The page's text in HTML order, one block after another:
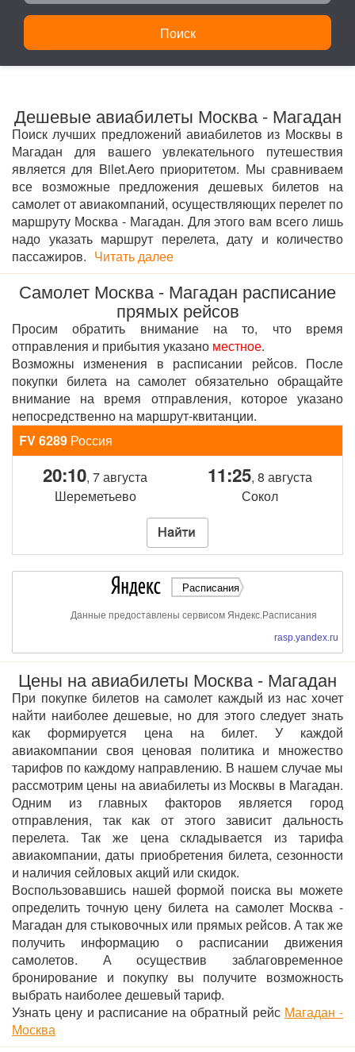
Поиск
Дешевые авиабилеты Москва - Магадан
Поиск лучших предложений авиабилетов из Москвы в
Магадан для вашего увлекательного путешествия
является для Bilet.Aero приоритетом. Мы сравниваем
все возможные предложения дешевых билетов на
самолет от авиакомпаний, осуществляющих перелет по
маршруту Москва - Магадан. Для этого вам всего лишь
надо указать маршрут перелета, дату и количество
пассажиров. Читать далее
Самолет Москва - Магадан расписание
прямых рейсов
Просим обратить внимание на то, что время
отправления и прибытия указано местное.
Возможны изменения в расписании рейсов. После
покупки билета на самолет обязательно обращайте
внимание на время отправления, которое указано
непосредственно на маршрут-квитанции.
FV 6289 Россия
20:10, 7 августа
Шереметьево
11:25, 8 августа
Сокол
Расписания
Данные предоставлены сервисом Яндекс.Расписания
rasp.yandex.ru
Цены на авиабилеты Москва - Магадан
При покупке билетов на самолет каждый из нас хочет
найти наиболее дешевые, но для этого следует знать
как формируется цена на билет. У каждой
авиакомпании своя ценовая политика и множество
тарифов по каждому направлению. В нашем случае мы
рассмотрим цены на авиабилеты из Москвы в Магадан.
Одним из главных факторов является город
отправления, так как от этого зависит дальность
перелета. Так же цена складывается из тарифа
авиакомпании, даты приобретения билета, сезонности
и наличия сейловых акций или скидок.
Воспользовавшись нашей формой поиска вы можете
определить точную цену билета на самолет Москва -
Магадан для стыковочных или прямых рейсов. А так же
получить информацию о расписании движения
самолетов. А осуществив заблаговременное
бронирование и покупку вы получите возможность
выбрать наиболее дешевый тариф.
Узнать цену и расписание на обратный рейс Магадан -
Москва